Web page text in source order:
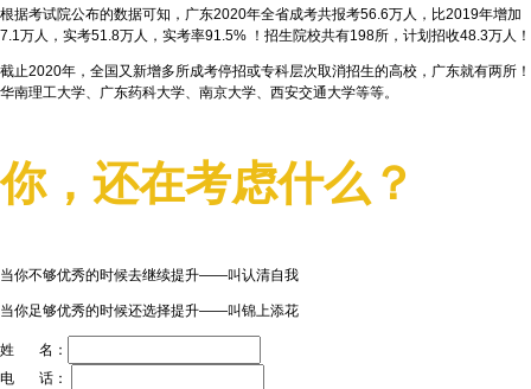
根据考试院公布的数据可知，广东2020年全省成考共报考56.6万人，比2019年增加
7.1万人，实考51.8万人，实考率91.5% ！招生院校共有198所，计划招收48.3万人！
截止2020年，全国又新增多所成考停招或专科层次取消招生的高校，广东就有两所！
华南理工大学、广东药科大学、南京大学、西安交通大学等等。
你，还在考虑什么？
当你不够优秀的时候去继续提升——叫认清自我
当你足够优秀的时候还选择提升——叫锦上添花
姓 名：
电 话：